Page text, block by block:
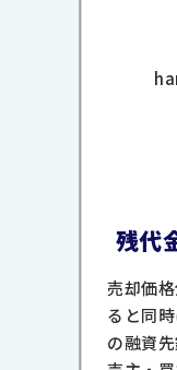
残代
売却価
ると同
の融資